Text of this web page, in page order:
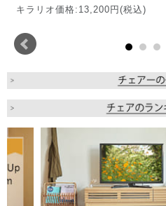
キラリオ価格:13,200円(税込)